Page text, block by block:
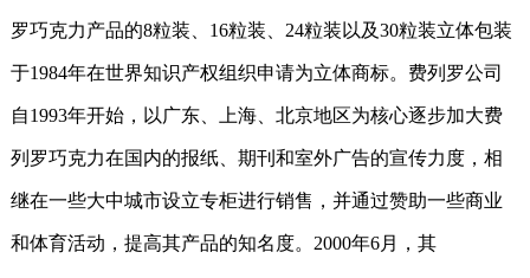
罗巧克力产品的8粒装、 16粒装、 24粒装以及30粒装立体包装
于1984年在世界知识产权组织申请为立体商标。费列罗公司
自1993年开始，以广东、上海、北京地区为核心逐步加大费
列罗巧克力在国内的报纸、期刊和室外广告的宣传力度，相
继在一些大中城市设立专柜进行销售，并通过赞助一些商业
和体育活动，提高其产品的知名度。 2000年6月，其